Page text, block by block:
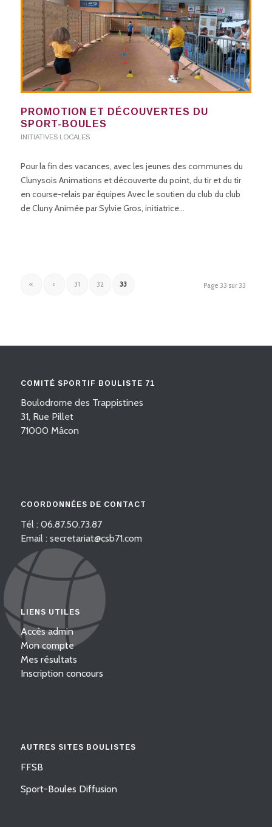
PROMOTION ET DÉCOUVERTES DU
SPORT-BOULES
INITIATIVES LOCALES
Pour la fin des vacances, avec les jeunes des communes du
Clunysois Animations et découverte du point, du tir et du tir
en course-relais par équipes Avec le soutien du club du club
de Cluny Animée par Sylvie Gros, initiatrice…
Page 33 sur 33
« ‹ 31 32 33
COMITÉ SPORTIF BOULISTE 71
Boulodrome des Trappistines
31, Rue Pillet
71000 Mâcon
COORDONNÉES DE CONTACT
Tél : 06.87.50.73.87
Email : secretariat@csb71.com
LIENS UTILES
Accès admin
Mon compte
Mes résultats
Inscription concours
AUTRES SITES BOULISTES
FFSB
Sport-Boules Diffusion